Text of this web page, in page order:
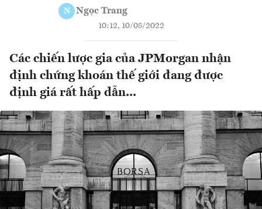
N Ngọc Trang
10:12, 10/08/2022
Các chiến lược gia của JPMorgan nhận
định chứng khoán thế giới đang được
định giá rất hấp dẫn...